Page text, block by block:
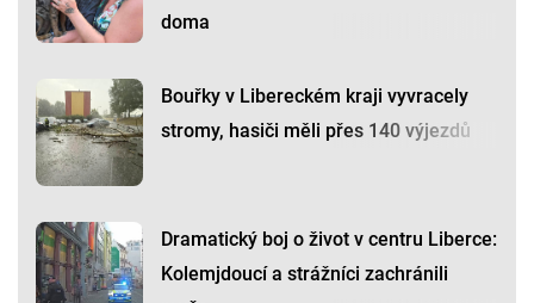
doma
Bouřky v Libereckém kraji vyvracely
stromy, hasiči měli přes 140 výjezdů
Dramatický boj o život v centru Liberce:
Kolemjdoucí a strážníci zachránili